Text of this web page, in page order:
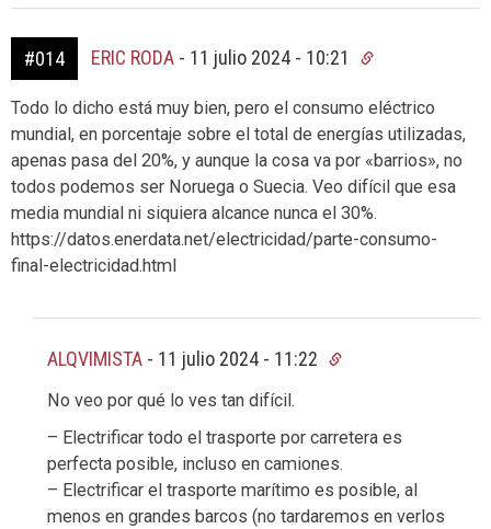
#014 ERIC RODA - 11 julio 2024 - 10:21
Todo lo dicho está muy bien, pero el consumo eléctrico
mundial, en porcentaje sobre el total de energías utilizadas,
apenas pasa del 20%, y aunque la cosa va por «barrios», no
todos podemos ser Noruega o Suecia. Veo difícil que esa
media mundial ni siquiera alcance nunca el 30%.
https://datos.enerdata.net/electricidad/parte-consumo-
final-electricidad.html
ALQVIMISTA - 11 julio 2024 - 11:22
No veo por qué lo ves tan difícil.
– Electrificar todo el trasporte por carretera es
perfecta posible, incluso en camiones.
– Electrificar el trasporte marítimo es posible, al
menos en grandes barcos (no tardaremos en verlos